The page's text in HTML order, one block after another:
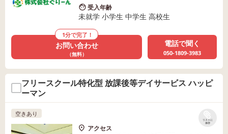
受入年齢
未就学 小学生 中学生 高校生
1分で完了！
お問い合わせ
（無料）
電話で聞く
050-1809-3983
フリースクール特化型 放課後等デイサービス ハッピ
ーマン
リストに
保存
空きあり
アクセス